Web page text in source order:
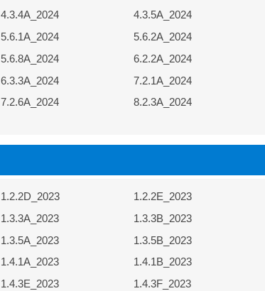
4.3.4A_2024 4.3.5A_2024
5.6.1A_2024 5.6.2A_2024
5.6.8A_2024 6.2.2A_2024
6.3.3A_2024 7.2.1A_2024
7.2.6A_2024 8.2.3A_2024
1.2.2D_2023 1.2.2E_2023
1.3.3A_2023 1.3.3B_2023
1.3.5A_2023 1.3.5B_2023
1.4.1A_2023 1.4.1B_2023
1.4.3E_2023 1.4.3F_2023